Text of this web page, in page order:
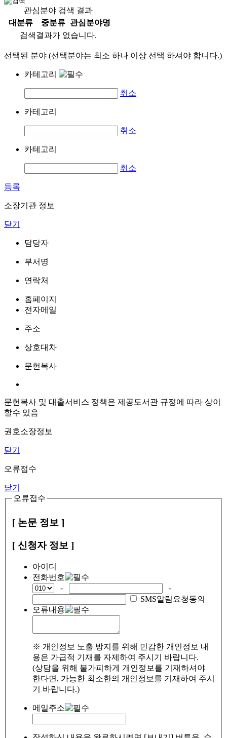
관심분야 검색 결과
대분류
중분류
관심분야명
검색결과가 없습니다.
선택된 분야 (선택분야는 최소 하나 이상 선택 하셔야 합니다.)
카테고리
취소
카테고리
취소
카테고리
취소
등록
소장기관 정보
닫기
담당자
부서명
연락처
홈페이지
전자메일
주소
상호대차
문헌복사
문헌복사 및 대출서비스 정책은 제공도서관 규정에 따라 상이
할수 있음
권호소장정보
닫기
오류접수
닫기
오류접수
[ 논문 정보 ]
[ 신청자 정보 ]
아이디
전화번호
-
-
SMS알림요청동의
오류내용
※ 개인정보 노출 방지를 위해 민감한 개인정보 내
용은 가급적 기재를 자제하여 주시기 바랍니다.
(상담을 위해 불가피하게 개인정보를 기재하셔야
한다면, 가능한 최소한의 개인정보를 기재하여 주시
기 바랍니다.)
메일주소